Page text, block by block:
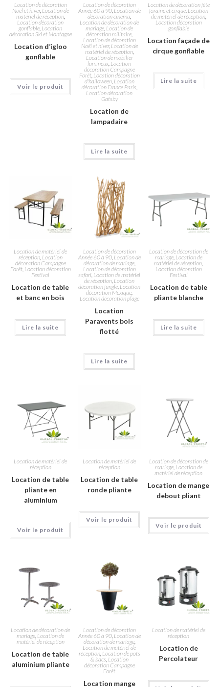
Location de décoration
Noël et hiver, Location de
matériel de réception,
Location décoration
gonflable Location
décoration Ski et Montagne
Location d’igloo
gonflable
Voir le produit
Location de décoration
Année 60 à 90, Location de
décoration cinéma
Location de décoration de
mariage Location de
décoration militaire
Location de décoration
Noël et hiver, Location de
matériel de réception,
Location de mobilier
lumineux Location
décoration Campagne
Forêt, Location décoration
d'halloween, Location
décoration France Paris
Location décoration
Gatsby
Location de
lampadaire
Lire la suite
Location de décoration fête
foraine et cirque, Location
de matériel de réception,
Location décoration
gonflable
Location façade de
cirque gonflable
Lire la suite
Location de matériel de
réception, Location
décoration Campagne
Forêt, Location décoration
Festival
Location de table
et banc en bois
Lire la suite
Location de décoration
Année 60 à 90, Location de
décoration de mariage,
Location de décoration
safari Location de matériel
de réception Location
décoration jungle Location
décoration Mexique
Location décoration plage
Location
Paravents bois
flotté
Lire la suite
Location de décoration de
mariage, Location de
matériel de réception
Location décoration
Festival
Location de table
pliante blanche
Lire la suite
Location de matériel de
réception
Location de table
pliante en
aluminium
Voir le produit
Location de matériel de
réception
Location de table
ronde pliante
Voir le produit
Location de décoration de
mariage, Location de
matériel de réception
Location de mange
debout pliant
Voir le produit
Location de décoration de
mariage Location de
matériel de réception
Location de table
aluminium pliante
Location de décoration
Année 60 à 90, Location de
décoration de mariage,
Location de matériel de
réception, Location de pots
& bacs Location
décoration Campagne
Forêt
Location mange
Location de matériel de
réception
Location de
Percolateur